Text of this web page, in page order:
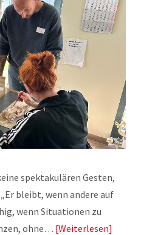
spektakulären Gesten,
bleibt, wenn andere auf
wenn Situationen zu
ohne… Weiterlesen